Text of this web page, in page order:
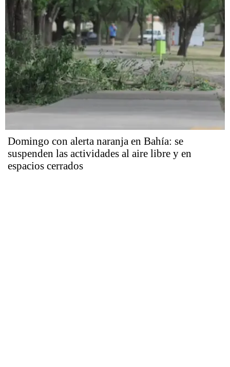
Domingo con alerta naranja en Bahía: se
suspenden las actividades al aire libre y en
espacios cerrados